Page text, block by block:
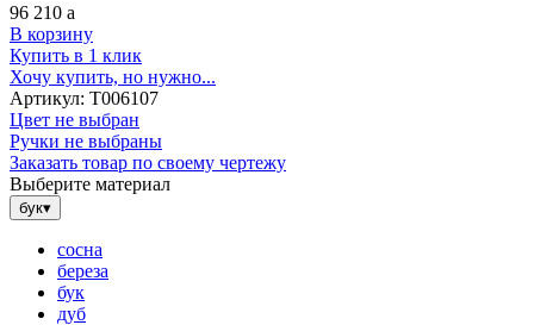
96 210 a
В корзину
Купить в 1 клик
Хочу купить, но нужно...
Артикул: Т006107
Цвет не выбран
Ручки не выбраны
Заказать товар по своему чертежу
Выберите материал
бук▾
сосна
береза
бук
дуб